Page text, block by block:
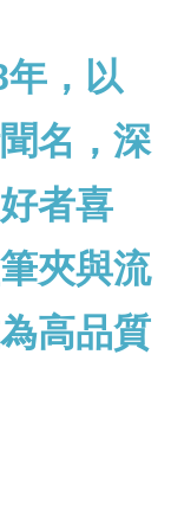
，以
名，深
者喜
夾與流
高品質